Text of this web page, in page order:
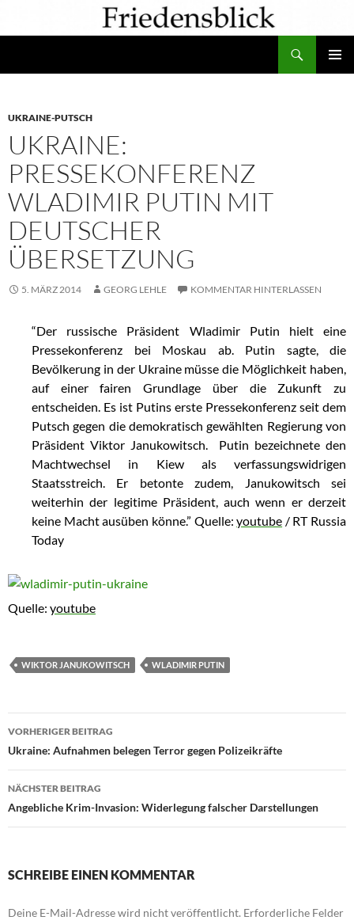
UKRAINE-PUTSCH
UKRAINE:
PRESSEKONFERENZ
WLADIMIR PUTIN MIT
DEUTSCHER
ÜBERSETZUNG
5. MÄRZ 2014 GEORG LEHLE KOMMENTAR HINTERLASSEN
“Der russische Präsident Wladimir Putin hielt eine
Pressekonferenz bei Moskau ab. Putin sagte, die
Bevölkerung in der Ukraine müsse die Möglichkeit haben,
auf einer fairen Grundlage über die Zukunft zu
entscheiden. Es ist Putins erste Pressekonferenz seit dem
Putsch gegen die demokratisch gewählten Regierung von
Präsident Viktor Janukowitsch. Putin bezeichnete den
Machtwechsel in Kiew als verfassungswidrigen
Staatsstreich. Er betonte zudem, Janukowitsch sei
weiterhin der legitime Präsident, auch wenn er derzeit
keine Macht ausüben könne.” Quelle:youtube / RT Russia
Today
Quelle: youtube
WIKTOR JANUKOWITSCH WLADIMIR PUTIN
Beitragsnavigation
VORHERIGER BEITRAG
Ukraine: Aufnahmen belegen Terror gegen Polizeikräfte
NÄCHSTER BEITRAG
Angebliche Krim-Invasion: Widerlegung falscher Darstellungen
SCHREIBE EINEN KOMMENTAR
Deine E-Mail-Adresse wird nicht veröffentlicht. Erforderliche Felder